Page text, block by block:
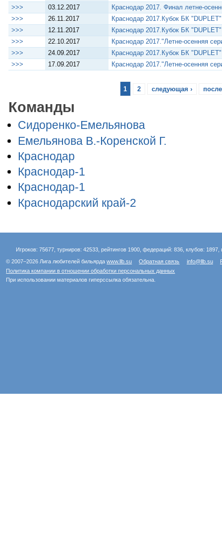
>>>
03.12.2017
Краснодар 2017. Финал летне-
>>>
26.11.2017
Краснодар 2017.Кубок БК
>>>
12.11.2017
Краснодар 2017.Кубок БК
>>>
22.10.2017
Краснодар 2017."Летне-осенняя
>>>
24.09.2017
Краснодар 2017.Кубок БК
>>>
17.09.2017 Краснодар 2017."Летне-осенняя
1 2 следующая ›
Команды
Сидоренко-Емельянова
Емельянова В.-Коренской Г.
Краснодар
Краснодар-1
Краснодар-1
Краснодарский край-2
Игроков: 75677, турниров: 42533, рейтингов 1900, федераций: 836, клубов:
© 2007–2026 Лига любителей бильярдаwww.llb.su Обратная связь info@llb.su
Политика компании в отношении обработки персональных данных
При использовании материалов гиперссылка обязательна.